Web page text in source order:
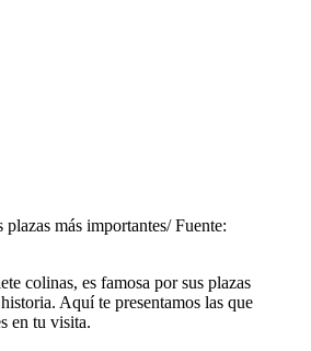
más importantes/ Fuente:
colinas, es famosa por sus plazas
Aquí te presentamos las que
en tu visita.